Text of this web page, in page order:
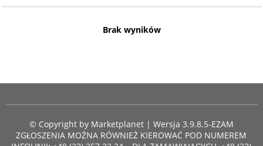
Brak wyników
© Copyright by Marketplanet| Wersja 3.9.8.5-EZAM
ZGŁOSZENIA MOŻNA RÓWNIEŻ KIEROWAĆ POD NUMEREM